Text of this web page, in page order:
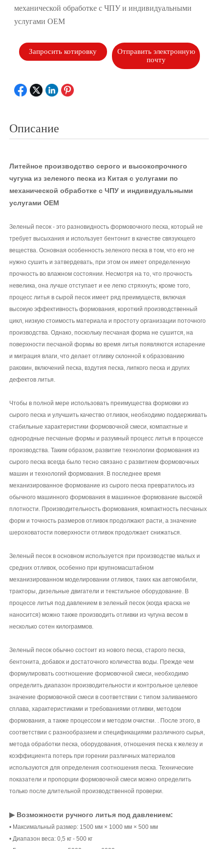
механической обработке с ЧПУ и индивидуальными
услугами OEM
Запросить котировку
Отправить электронную
почту
Описание
Литейное производство серого и высокопрочного
чугуна из зеленого песка из Китая с услугами по
механической обработке с ЧПУ и индивидуальными
услугами OEM
Зеленый песок - это разновидность формовочного песка, который не
требует высыхания и использует бентонит в качестве связующего
вещества. Основная особенность зеленого песка в том, что его не
нужно сушить и затвердевать, при этом он имеет определенную
прочность во влажном состоянии. Несмотря на то, что прочность
невелика, она лучше отступает и ее легко стряхнуть; кроме того,
процесс литья в сырой песок имеет ряд преимуществ, включая
высокую эффективность формования, короткий производственный
цикл, низкую стоимость материала и простоту организации поточного
производства. Однако, поскольку песчаная форма не сушится, на
поверхности песчаной формы во время литья появляются испарение
и миграция влаги, что делает отливку склонной к образованию
раковин, включений песка, вздутия песка, липкого песка и других
дефектов литья.
Чтобы в полной мере использовать преимущества формовки из
сырого песка и улучшить качество отливок, необходимо поддерживать
стабильные характеристики формовочной смеси, компактные и
однородные песчаные формы и разумный процесс литья в процессе
производства. Таким образом, развитие технологии формования из
сырого песка всегда было тесно связано с развитием формовочных
машин и технологий формования. В последнее время
механизированное формование из сырого песка превратилось из
обычного машинного формования в машинное формование высокой
плотности. Производительность формования, компактность песчаных
форм и точность размеров отливок продолжают расти, а значение
шероховатости поверхности отливок продолжает снижаться.
Зеленый песок в основном используется при производстве малых и
средних отливок, особенно при крупномасштабном
механизированном моделировании отливок, таких как автомобили,
тракторы, дизельные двигатели и текстильное оборудование. В
процессе литья под давлением в зеленый песок (когда краска не
наносится) можно также производить отливки из чугуна весом в
несколько сотен килограммов.
Зеленый песок обычно состоит из нового песка, старого песка,
бентонита, добавок и достаточного количества воды. Прежде чем
формулировать соотношение формовочной смеси, необходимо
определить диапазон производительности и контрольное целевое
значение формовочной смеси в соответствии с типом заливаемого
сплава, характеристиками и требованиями отливки, методом
формования, а также процессом и методом очистки. . После этого, в
соответствии с разнообразием и спецификациями различного сырья,
метода обработки песка, оборудования, отношения песка к железу и
коэффициента потерь при горении различных материалов
используются для определения соотношения песка. Технические
показатели и пропорции формовочной смеси можно определить
только после длительной производственной проверки.
▶ Возможности ручного литья под давлением:
• Максимальный размер: 1500 мм × 1000 мм × 500 мм
• Диапазон веса: 0,5 кг - 500 кг